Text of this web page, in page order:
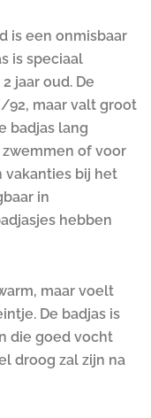
is een onmisbaar
is speciaal
jaar oud. De
92, maar valt groot
badjas lang
of voor
vakanties bij het
in
hebben
maar voelt
De badjas is
die goed vocht
droog zal zijn na